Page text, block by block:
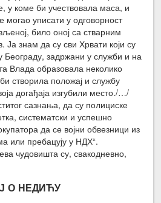
у коме би учествовала маса, и
могао уписати у одговорност
било оној са стварним
Ја знам да су сви Хрвати који су
Београду, задржани у служби и на
Влада образовала неколико
створила положај и службу
догађаја изгубили место./…/
сазнања, да су полициске
систематски и успешно
да се војни обвезници из
или пребацују у НДХ“.
чудовишта су, свакодневно,
О НЕДИЋУ